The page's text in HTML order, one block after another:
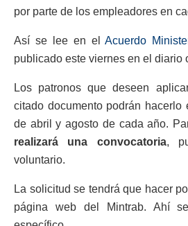
por parte de los empleadores en
Así se lee en elAcuerdo
publicado este viernes en el diario
Los patronos que deseen
citado documento podrán
de abril y agosto de cada año.
realizará una convocatoria,
voluntario.
La solicitud se tendrá que hacer
página web del Mintrab. Ahí